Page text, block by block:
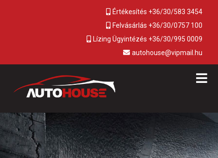
Értékesítés +36/30/583 3454
Felvásárlás +36/30/0757 100
Lízing Ügyintézés +36/30/995 0009
autohouse@vipmail.hu